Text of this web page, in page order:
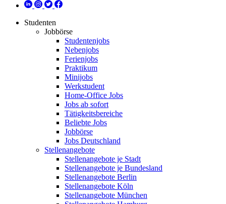
Studenten
Jobbörse
Studentenjobs
Nebenjobs
Ferienjobs
Praktikum
Minijobs
Werkstudent
Home-Office Jobs
Jobs ab sofort
Tätigkeitsbereiche
Beliebte Jobs
Jobbörse
Jobs Deutschland
Stellenangebote
Stellenangebote je Stadt
Stellenangebote je Bundesland
Stellenangebote Berlin
Stellenangebote Köln
Stellenangebote München